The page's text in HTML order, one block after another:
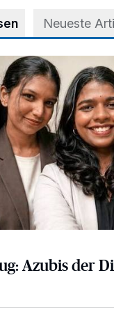
Neueste
Azubis der Diakonie
Azubis der